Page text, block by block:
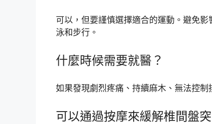
可以，但要謹慎選擇適合的運動。避免
泳和步行。
什麼時候需要就醫？
如果發現劇烈疼痛、持續麻木、無法控
可以通過按摩來緩解椎間盤